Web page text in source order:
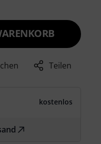
Teilen
kostenlos